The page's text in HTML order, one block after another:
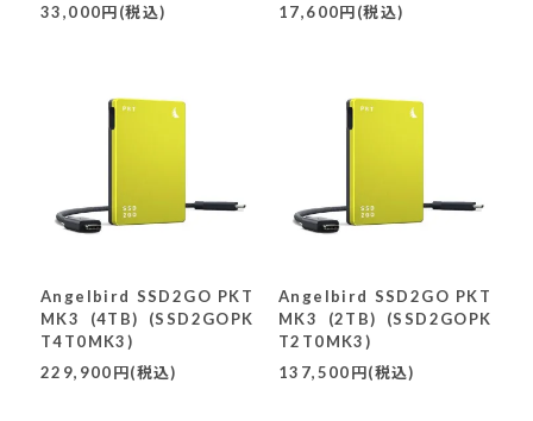
33,000円(税込)
17,600円(税込)
Angelbird SSD2GO PKT
MK3 (4TB) (SSD2GOPK
T4T0MK3)
229,900円(税込)
Angelbird SSD2GO PKT
MK3 (2TB) (SSD2GOPK
T2T0MK3)
137,500円(税込)